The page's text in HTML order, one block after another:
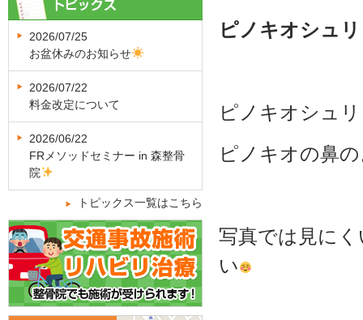
ピノキオシュ
ピノキオシュ
ピノキオの鼻
写真では見に
い
2026/07/25
お盆休みのお知らせ
2026/07/22
料金改定について
2026/06/22
FRメソッドセミナー in 森整骨
院
トピックス一覧はこちら